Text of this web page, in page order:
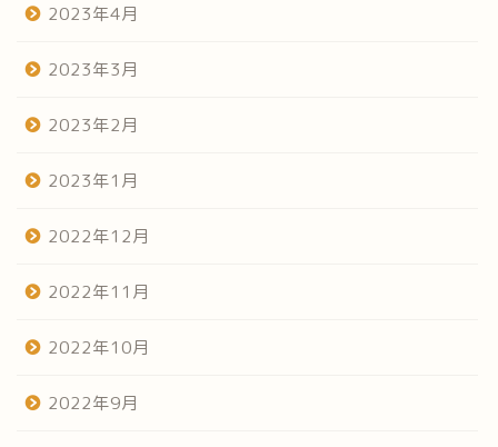
2023年4月
2023年3月
2023年2月
2023年1月
2022年12月
2022年11月
2022年10月
2022年9月